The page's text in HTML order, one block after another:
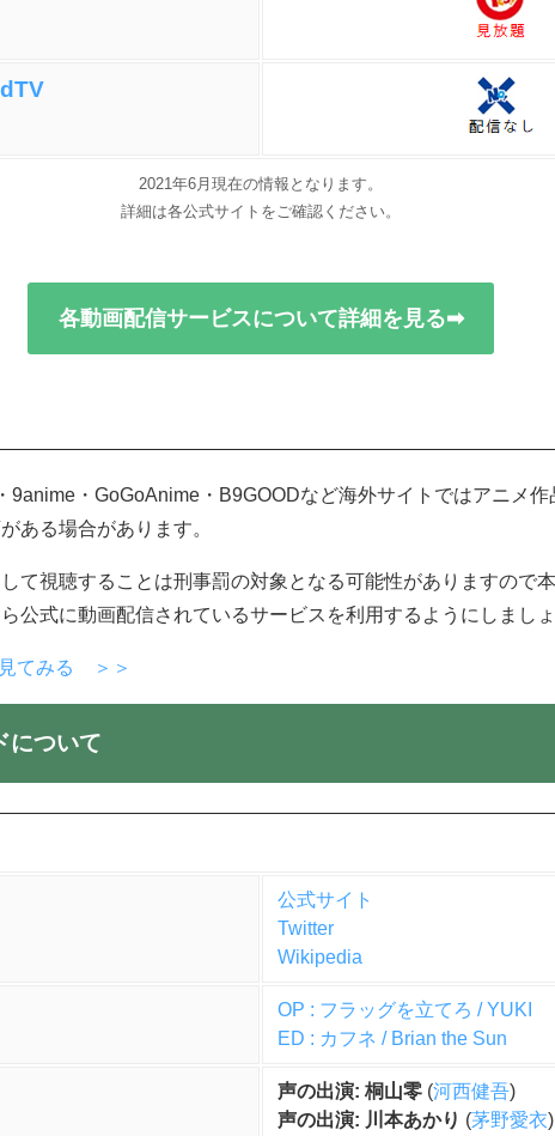
dTV
2021年6月現在の情報となります。
詳細は各公式サイトをご確認ください。
各動画配信サービスについて詳細を見る➡
9anime・GoGoAnime・B9GOODなど海外サイトではアニメ
ある場合があります。
て視聴することは刑事罰の対象となる可能性がありますので
公式に動画配信されているサービスを利用するようにしましょ
てみる ＞＞
について
公式サイト
Twitter
Wikipedia
OP : フラッグを立てろ / YUKI
ED : カフネ / Brian the Sun
声の出演: 桐山零 (河西健吾)
声の出演: 川本あかり (茅野愛衣)